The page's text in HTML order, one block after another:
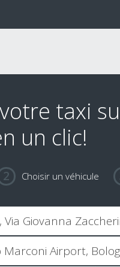
taxi
un clic!
Choisir un véhicule